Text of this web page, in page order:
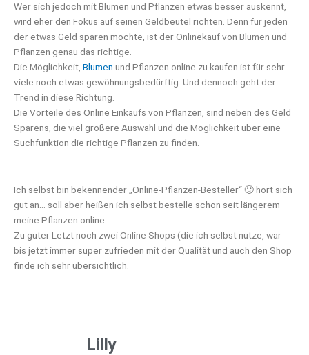
Wer sich jedoch mit Blumen und Pflanzen etwas besser auskennt,
wird eher den Fokus auf seinen Geldbeutel richten. Denn für jeden
der etwas Geld sparen möchte, ist der Onlinekauf von Blumen und
Pflanzen genau das richtige.
Die Möglichkeit, Blumen und Pflanzen online zu kaufen ist für sehr
viele noch etwas gewöhnungsbedürftig. Und dennoch geht der
Trend in diese Richtung.
Die Vorteile des Online Einkaufs von Pflanzen, sind neben des Geld
Sparens, die viel größere Auswahl und die Möglichkeit über eine
Suchfunktion die richtige Pflanzen zu finden.
Ich selbst bin bekennender „Online-Pflanzen-Besteller“ 🙂 hört sich
gut an… soll aber heißen ich selbst bestelle schon seit längerem
meine Pflanzen online.
Zu guter Letzt noch zwei Online Shops (die ich selbst nutze, war
bis jetzt immer super zufrieden mit der Qualität und auch den Shop
finde ich sehr übersichtlich.
Lilly